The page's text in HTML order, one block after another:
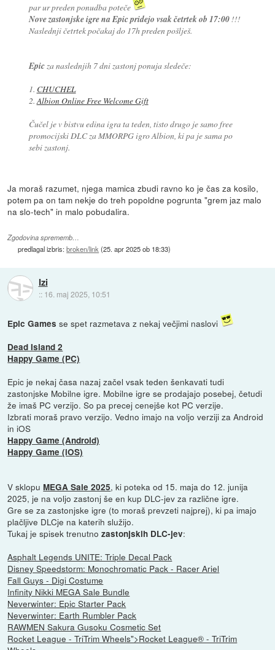
par ur preden ponudba poteče
Nove zastonjske igre na Epic pridejo vsak četrtek ob 17:00!!!
Naslednji četrtek počakaj do 17h preden pošlješ.
Epicza naslednjih 7 dni zastonj ponuja sledeče:
1. CHUCHEL
2. Albion Online Free Welcome Gift
Čučel je v bistvu edina igra ta teden, tisto drugo je samo free
promocijski DLC za MMORPG igro Albion, ki pa je sama po
sebi zastonj.
Ja moraš razumet, njega mamica zbudi ravno ko je čas za kosilo,
potem pa on tam nekje do treh popoldne pogrunta "grem jaz malo
na slo-tech" in malo pobudalira.
Zgodovina sprememb…
predlagal izbris:broken/link (25. apr 2025 ob 18:33)
Izi
:: 16. maj 2025, 10:51
Epic Games se spet razmetava z nekaj večjimi naslovi
Dead Island 2
Happy Game (PC)
Epic je nekaj časa nazaj začel vsak teden šenkavati tudi
zastonjske Mobilne igre. Mobilne igre se prodajajo posebej, četudi
že imaš PC verzijo. So pa precej cenejše kot PC verzije.
Izbrati moraš pravo verzijo. Vedno imajo na voljo verziji za Android
in iOS
Happy Game (Android)
Happy Game (iOS)
V sklopu MEGA Sale 2025, ki poteka od 15. maja do 12. junija
2025, je na voljo zastonj še en kup DLC-jev za različne igre.
Gre se za zastonjske igre (to moraš prevzeti najprej), ki pa imajo
plačljive DLCje na katerih služijo.
Tukaj je spisek trenutnozastonjskih DLC-jev:
Asphalt Legends UNITE: Triple Decal Pack
Disney Speedstorm: Monochromatic Pack - Racer Ariel
Fall Guys - Digi Costume
Infinity Nikki MEGA Sale Bundle
Neverwinter: Epic Starter Pack
Neverwinter: Earth Rumbler Pack
RAWMEN Sakura Gusoku Cosmetic Set
Rocket League - TriTrim Wheels">Rocket League® - TriTrim